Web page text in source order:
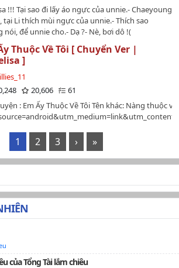
!!! Tại sao đi lấy áo ngực của unnie.- Chaeyoung
tại Li thích mùi ngực của unnie.- Thích sao
nói, để unnie cho.- Dạ ?- Nè, bơi dô !(
công đảng và tiểu mỹ thụ Lisa )*( Chỉ đăng
vui lòng không chuyển ver hay reup dưới
thức nào, nếu đem đi bị phát hiện sẽ được
CẮP TÁC PHẨM)*…
Thuộc Về Tôi [ Chuyển Ver |
]
20,606
61
: Em Ấy Thuộc Về Tôi Tên khác: Nàng thuộc
1 2 3 › »
của Tổng Tài lắm chiêu